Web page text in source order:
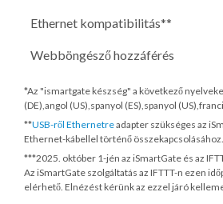
Ethernet kompatibilitás**
Webböngésző hozzáférés
*Az "ismartgate készség" a következő
(DE),angol (US),spanyol (ES),spanyol
**USB-ről Ethernetreadapter szükséges az
Ethernet-kábellel történő összekapcsolásához.
***2025. október 1-jén az iSmartGate és az
Az iSmartGate szolgáltatás az IFTTT-n ezen
elérhető. Elnézést kérünk az ezzel járó